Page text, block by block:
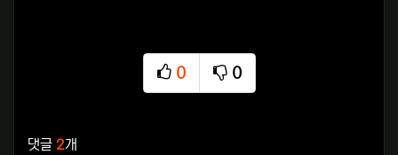
0
추천
0
비추천
댓글 2개